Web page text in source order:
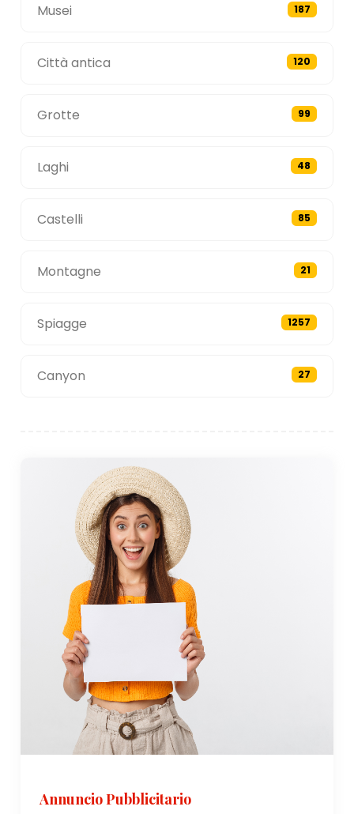
Musei 187
Città antica 120
Grotte 99
Laghi 48
Castelli 85
Montagne 21
Spiagge 1257
Canyon 27
Annuncio Pubblicitario